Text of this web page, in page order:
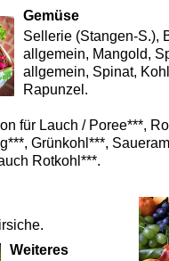
Gemüse
Sellerie (Stangen-S.),
allgemein, Mangold,
allgemein, Spinat,
Rapunzel.
für Lauch / Poree***,
Grünkohl***,
Rotkohl***.
Weiteres